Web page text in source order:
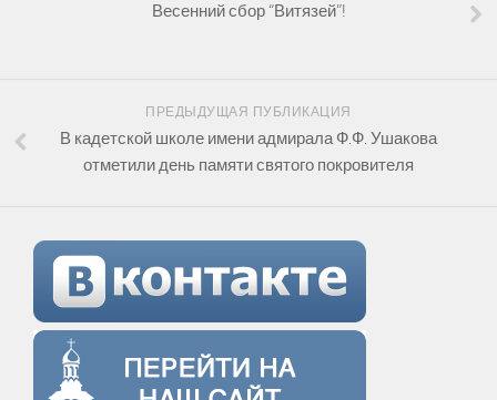
Весенний сбор “Витязей”!
ПРЕДЫДУЩАЯ ПУБЛИКАЦИЯ
В кадетской школе имени адмирала Ф.Ф. Ушакова
отметили день памяти святого покровителя